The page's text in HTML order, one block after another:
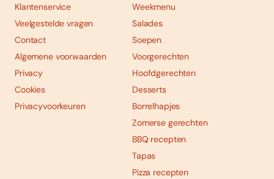
Klantenservice
Veelgestelde vragen
Contact
Algemene voorwaarden
Privacy
Cookies
Privacyvoorkeuren
Weekmenu
Salades
Soepen
Voorgerechten
Hoofdgerechten
Desserts
Borrelhapjes
Zomerse gerechten
BBQ recepten
Tapas
Pizza recepten